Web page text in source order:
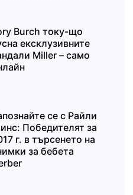
Burch току-що
ексклузивните
Miller – само
се с Райли
Победителят за
г. в търсенето на
за бебета